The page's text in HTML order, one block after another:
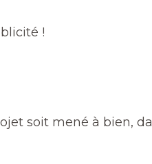
!
soit mené à bien,